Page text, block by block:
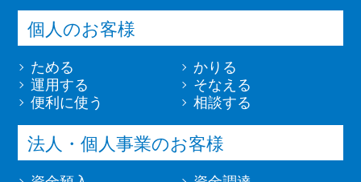
保証額等の契約内
容に関する情報及
定日、残高金額、
完済日、延滞、延
滞解消等の返済状
況に関する情報
了後５年以
内
契約継続中
たします。
2.申込人は、当金庫が連帯保証人に
情報を提供することに同意いたしま
す。
当金庫から譲り受けた債権の管理・
回収を行うため、および当金庫 か
ご利用いただく資格等の確認のため
（3）預金取引や融資取引等におけ
る期日管理等、継続的なお取引にお
ける管理のため
（4）融資のお申込みや継続的なご
利用等に際しての判断のため
（5）適合性の原則等に照らした判
断等、金融商品やｻｰﾋﾞｽの提供にか
かる妥当性の判断のため
個人のお客様
ためる
かりる
運用する
そなえる
便利に使う
相談する
法人・個人事業のお客様